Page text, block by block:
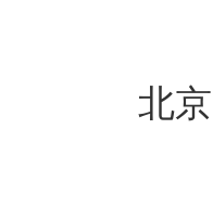
北